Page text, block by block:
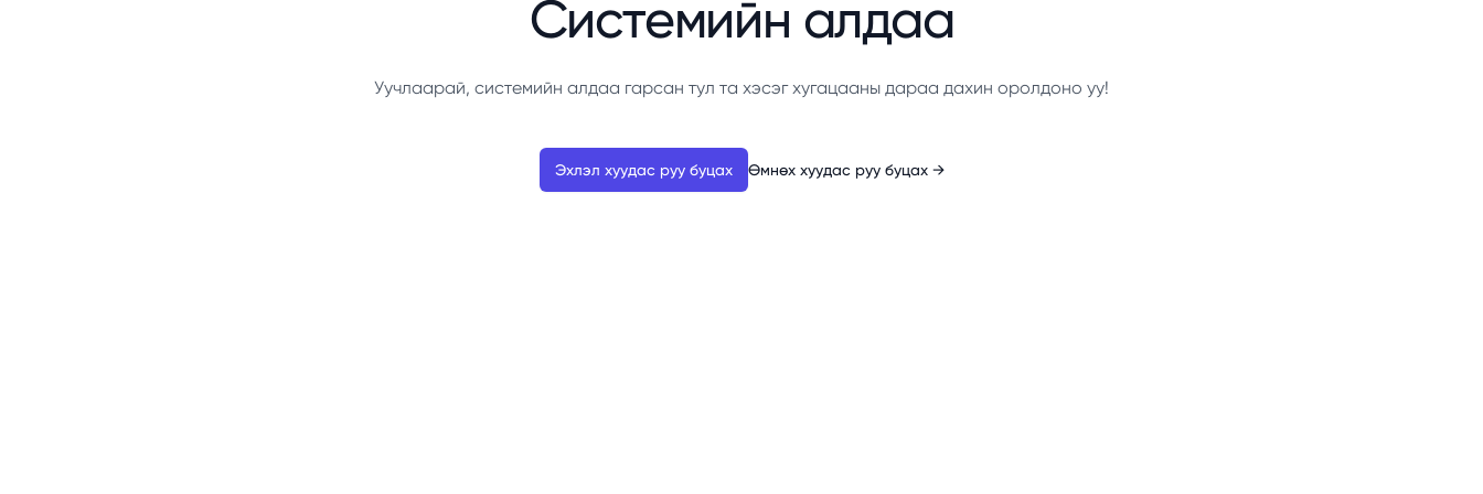
Системийн алдаа
Уучлаарай, системийн алдаа гарсан тул та хэсэг хугацааны дараа дахин оролдоно уу!
Эхлэл хуудас руу буцах Өмнөх хуудас руу буцах →